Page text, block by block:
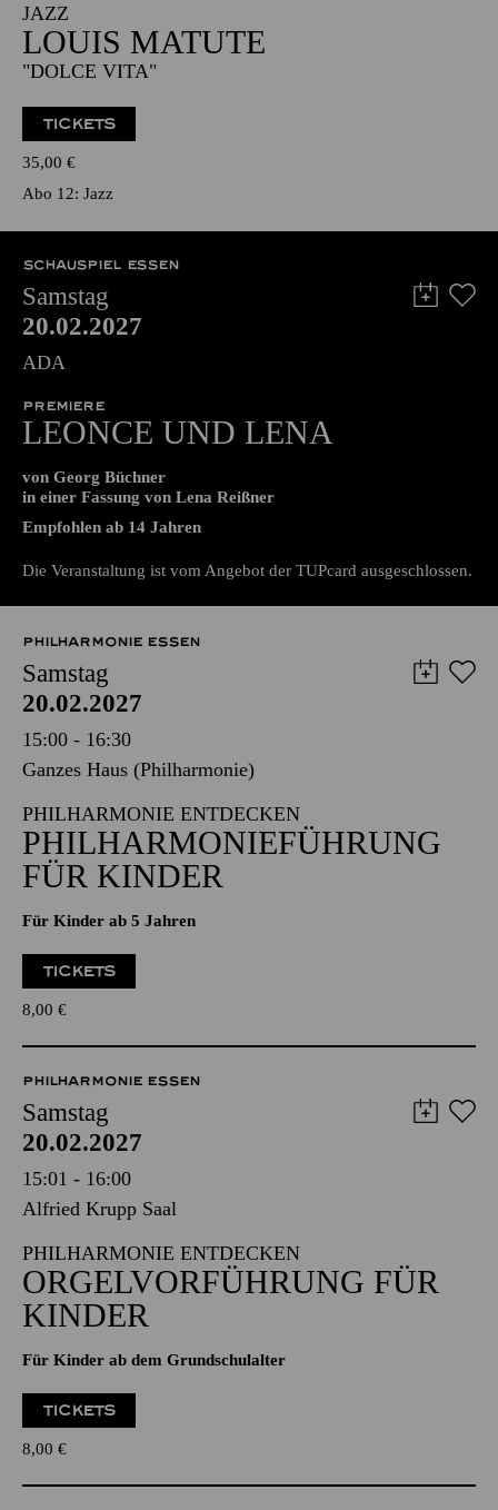
19:00 - 20:30
NATIONAL-BANK Pavillon
JAZZ
LOUIS MATUTE
"DOLCE VITA"
TICKETS
35,00€
Abo 12: Jazz
SCHAUSPIEL ESSEN
Samstag
20.02.2027
ADA
PREMIERE
LEONCE UND LENA
in einer Fassung von Lena Reißner
Die Veranstaltung ist vom Angebot der TUPcard ausgeschlossen.
PHILHARMONIE ESSEN
Samstag
20.02.2027
15:00 - 16:30
Ganzes Haus (Philharmonie)
PHILHARMONIE ENTDECKEN
PHILHARMONIE­FÜHRUNG
Für Kinder ab 5 Jahren
8,00 €
PHILHARMONIE ESSEN
Samstag
20.02.2027
15:01 - 16:00
Alfried Krupp Saal
PHILHARMONIE ENTDECKEN
ORGEL­VORFÜHRUNG FÜR
Für Kinder ab dem Grundschulalter